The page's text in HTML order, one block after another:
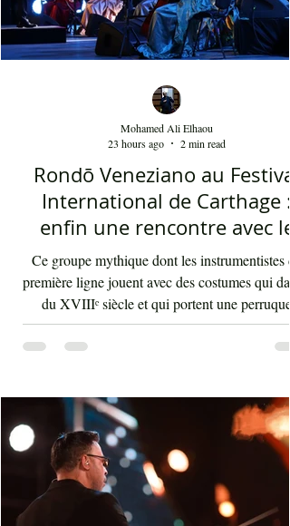
Rondō Veneziano au Festival
International de Carthage :
enfin une rencontre avec le
public tunisien
Ce groupe mythique dont les instrumentistes
première ligne jouent avec des costumes qui
planches du festival de Carthage. Dans les
gradins, dans un temps d'été très humide, les
présents sont le plus souvent des
qui sont venus se rappeler des années 80 et
90 où la culture italienne dominait le paysage
télévisuel tunisien. Conduit par l'énergique
Mohamed Ali Elhaou
23 hours ago
2 min read